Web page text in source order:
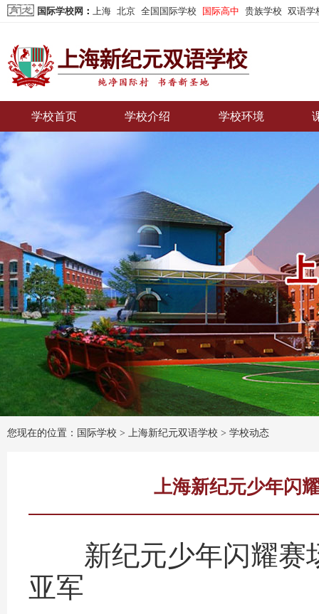
国际学校网 ： 上海 北京 全国国际学校 国际高中 贵族学校 双语学
学校首页 学校介绍 学校环境
您现在的位置：国际学校 > 上海新纪元双语学校 > 学校动态
上海新纪元少年闪
新纪元少年闪耀赛
亚军